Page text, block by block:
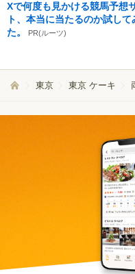
Xで何度も見かける競馬予想
ト、本当に当たるのか試して
た。
PR(ルーツ)
東京 東京 ケーキ